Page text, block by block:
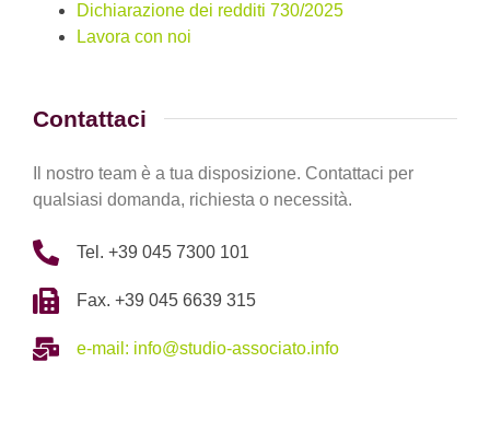
Dichiarazione dei redditi 730/2025
Lavora con noi
Contattaci
Il nostro team è a tua disposizione. Contattaci per
qualsiasi domanda, richiesta o necessità.
Tel. +39 045 7300 101
Fax. +39 045 6639 315
e-mail: info@studio-associato.info